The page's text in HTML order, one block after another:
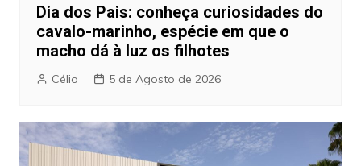
Dia dos Pais: conheça curiosidades do
cavalo-marinho, espécie em que o
macho dá à luz os filhotes
Célio 5 de Agosto de 2026